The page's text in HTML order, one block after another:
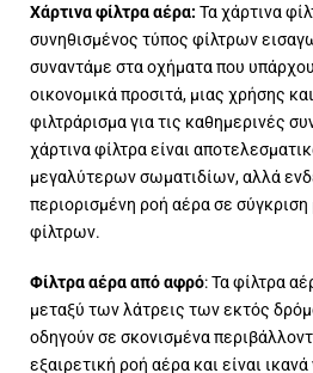
Χάρτινα φίλτρα αέρα: Τα χάρτινα
συνηθισμένος τύπος φίλτρων
συναντάμε στα οχήματα που
οικονομικά προσιτά, μιας χρήσης
φιλτράρισμα για τις καθημερινές
χάρτινα φίλτρα είναι
μεγαλύτερων σωματιδίων, αλλά
περιορισμένη ροή αέρα σε
φίλτρων.
Φίλτρα αέρα από αφρό: Τα φίλτρα
μεταξύ των λάτρεις των εκτός
οδηγούν σε σκονισμένα
εξαιρετική ροή αέρα και είναι